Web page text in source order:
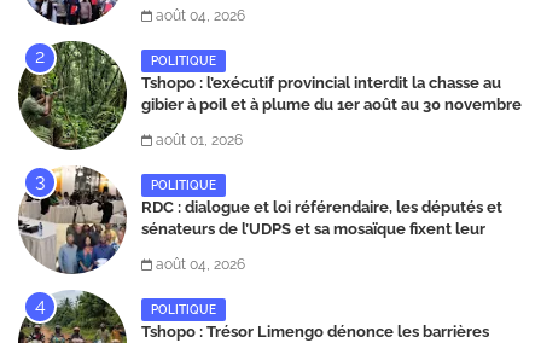
août 04, 2026
POLITIQUE
Tshopo : l’exécutif provincial interdit la chasse au
gibier à poil et à plume du 1er août au 30 novembre
août 01, 2026
POLITIQUE
RDC : dialogue et loi référendaire, les députés et
sénateurs de l’UDPS et sa mosaïque fixent leur
Matata
août 04, 2026
POLITIQUE
Tshopo : Trésor Limengo dénonce les barrières